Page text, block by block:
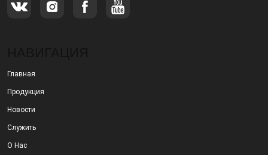
Главная
Продукция
Новости
Служить
О Нас